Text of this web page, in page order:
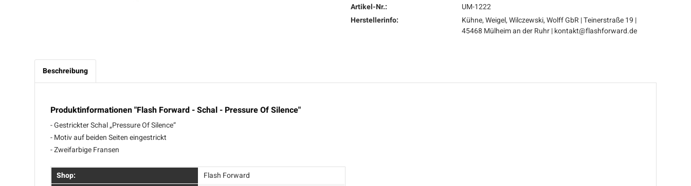
Artikel-Nr.:
UM-1222
Herstellerinfo:
Kühne, Weigel, Wilczewski, Wolff GbR | Teinerstraße 19 |
45468 Mülheim an der Ruhr | kontakt@flashforward.de
Beschreibung
Produktinformationen "Flash Forward - Schal - Pressure Of Silence"
- Gestrickter Schal „Pressure Of Silence“
- Motiv auf beiden Seiten eingestrickt
- Zweifarbige Fransen
Shop:
Flash Forward